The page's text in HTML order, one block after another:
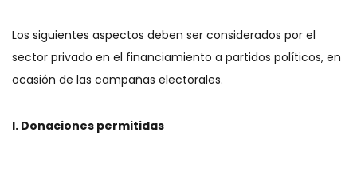
Los siguientes aspectos deben ser considerados por el
sector privado en el financiamiento a partidos políticos, en
ocasión de las campañas electorales.
I. Donaciones permitidas